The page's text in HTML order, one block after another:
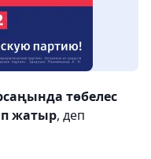
төбелес
жатыр, деп